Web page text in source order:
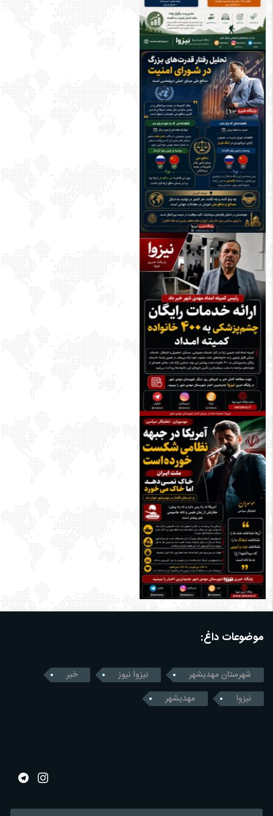
موضوعات داغ:
شهرستان مهدیشهر نیزوا نیوز
خبر
نیزوا
مهدیشهر